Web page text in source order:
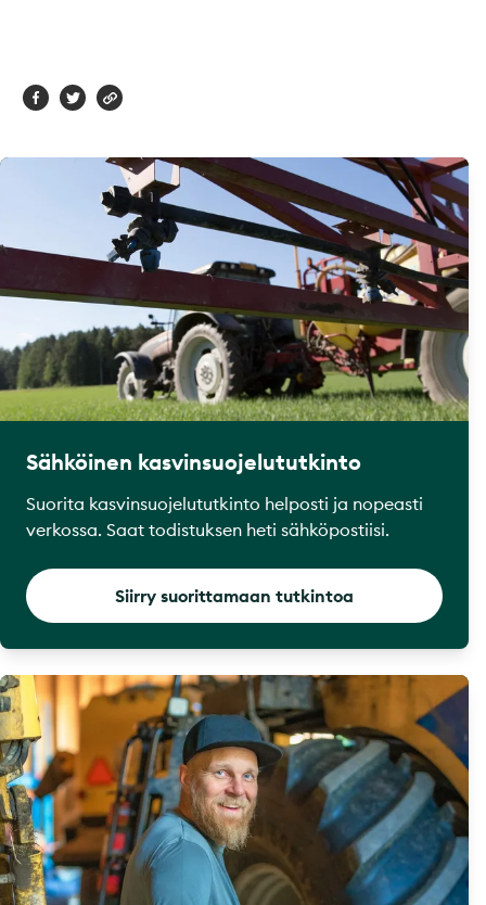
Sähköinen kasvinsuojelututkinto
Suorita kasvinsuojelututkinto helposti ja nopeasti
verkossa. Saat todistuksen heti sähköpostiisi.
Siirry suorittamaan tutkintoa